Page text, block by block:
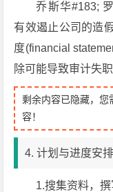
乔斯华#183;
有效遏止公司的造
度(financial
除可能导致审计失
剩余内容已隐藏，您
容！
4. 计划与进度安排
1.搜集资料，